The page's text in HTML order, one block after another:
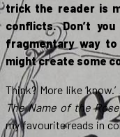
trick the reader is
conflicts. Don’t
fragmentary way
might create some
Think? More like
The Name of the Rose
my favourite reads in